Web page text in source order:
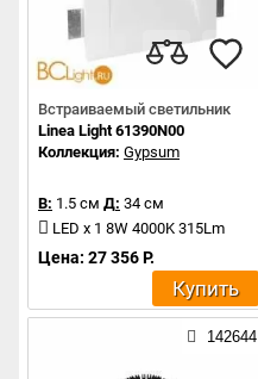
Встраиваемый светильник
Linea Light 61390N00
Коллекция: Gypsum
В: 1.5 см Д: 34 см
LED x 1 8W 4000K 315Lm
Цена: 27 356 Р.
Купить
142644